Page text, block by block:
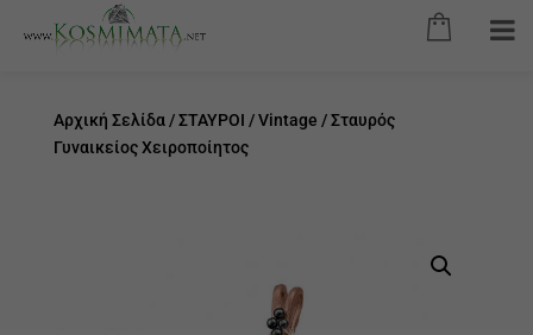
Αρχική Σελίδα/ΣΤΑΥΡΟΙ /Vintage / Σταυρός
Γυναικείος Χειροποίητος